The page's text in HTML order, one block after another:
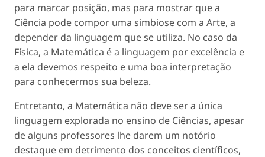
para marcar posição, mas para mostrar que a
Ciência pode compor uma simbiose com a Arte, a
depender da linguagem que se utiliza. No caso da
Física, a Matemática é a linguagem por excelência e
a ela devemos respeito e uma boa interpretação
para conhecermos sua beleza.
Entretanto, a Matemática não deve ser a única
linguagem explorada no ensino de Ciências, apesar
de alguns professores lhe darem um notório
destaque em detrimento dos conceitos científicos,